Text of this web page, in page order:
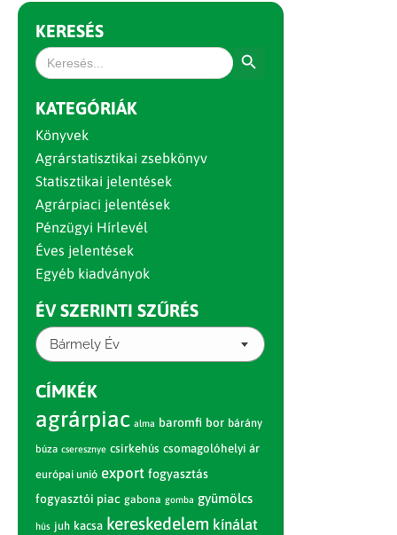
KERESÉS
Search
for:
KATEGÓRIÁK
Könyvek
Agrárstatisztikai zsebkönyv
Statisztikai jelentések
Agrárpiaci jelentések
Pénzügyi Hírlevél
Éves jelentések
Egyéb kiadványok
ÉV SZERINTI SZŰRÉS
Bármely Év
CÍMKÉK
agrárpiac alma baromfi bor bárány
búza cseresznye csirkehús csomagolóhelyi ár
európai unió export fogyasztás
fogyasztói piac gabona gomba gyümölcs
hús juh kacsa kereskedelem kínálat